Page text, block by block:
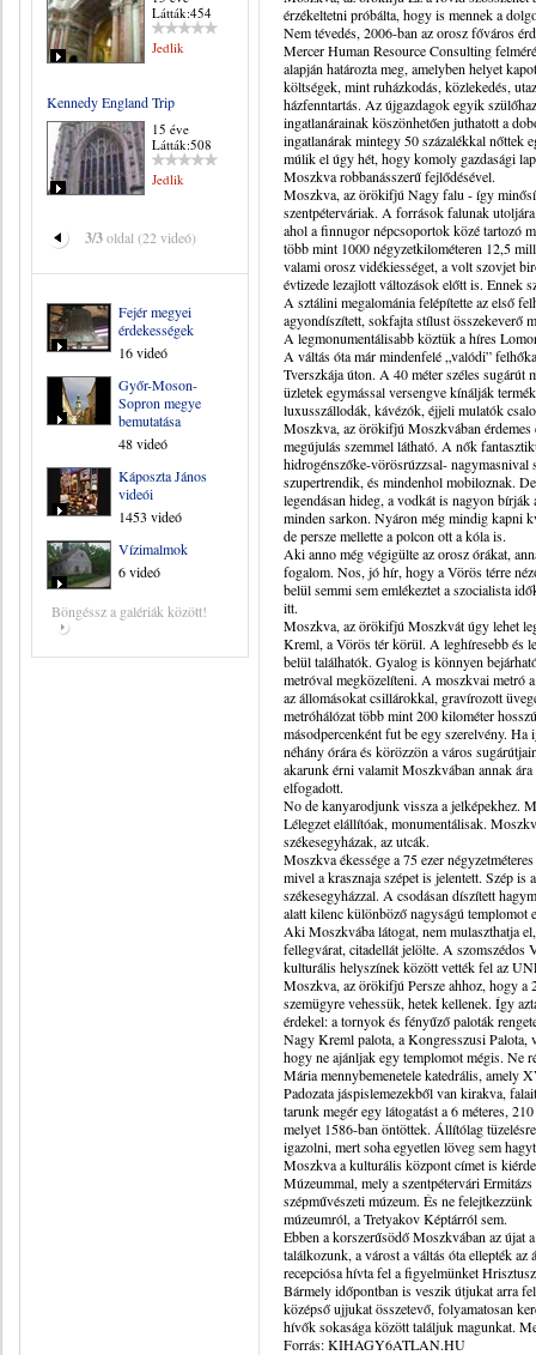
Látták:454
Jedlik
Kennedy England Trip
15 éve
Látták:508
Jedlik
3/3oldal (22 videó)
Fejér megyei
érdekességek
16 videó
Győr-Moson-
Sopron megye
bemutatása
48 videó
Káposzta János
videói
1453 videó
Vízimalmok
6 videó
Böngéssz a galériák között!
érzékeltetni próbálta, hogy is mennek a
Nem tévedés, 2006-ban az orosz főváros
Mercer Human Resource Consulting
alapján határozta meg, amelyben helyet
költségek, mint ruházkodás, közlekedés,
házfenntartás. Az újgazdagok egyik
ingatlanárainak köszönhetően juthatott a
ingatlanárak mintegy 50 százalékkal nőttek
múlik el úgy hét, hogy komoly gazdasági
Moszkva robbanásszerű fejlődésével.
Moszkva, az örökifjú Nagy falu - így
szentpéterváriak. A források falunak
ahol a finnugor népcsoportok közé tartozó
több mint 1000 négyzetkilométeren 12,5
valami orosz vidékiességet, a volt szovjet
évtizede lezajlott változások előtt is. Ennek
A sztálini megalománia felépítette az első
agyondíszített, sokfajta stílust összekeverő
A legmonumentálisabb köztük a híres
A váltás óta már mindenfelé „valódi”
Tverszkája úton. A 40 méter széles sugárút
üzletek egymással versengve kínálják
luxusszállodák, kávézók, éjjeli mulatók
Moszkva, az örökifjú Moszkvában
megújulás szemmel látható. A nők
hidrogénszőke-vörösrúzzsal-
szupertrendik, és mindenhol mobiloznak.
legendásan hideg, a vodkát is nagyon
minden sarkon. Nyáron még mindig kapni
de persze mellette a polcon ott a kóla is.
Aki anno még végigülte az orosz órákat,
fogalom. Nos, jó hír, hogy a Vörös térre
belül semmi sem emlékeztet a szocialista
itt.
Moszkva, az örökifjú Moszkvát úgy lehet
Kreml, a Vörös tér körül. A leghíresebb és
belül találhatók. Gyalog is könnyen
metróval megközelíteni. A moszkvai metró
az állomásokat csillárokkal, gravírozott
metróhálózat több mint 200 kilométer
másodpercenként fut be egy szerelvény.
néhány órára és körözzön a város
akarunk érni valamit Moszkvában annak
elfogadott.
No de kanyarodjunk vissza a jelképekhez.
Lélegzet elállítóak, monumentálisak.
székesegyházak, az utcák.
Moszkva ékessége a 75 ezer
mivel a krasznaja szépet is jelentett. Szép
székesegyházzal. A csodásan díszített
alatt kilenc különböző nagyságú templomot
Aki Moszkvába látogat, nem mulaszthatja
fellegvárat, citadellát jelölte. A szomszédos
kulturális helyszínek között vették fel az
Moszkva, az örökifjú Persze ahhoz, hogy a
szemügyre vehessük, hetek kellenek. Így
érdekel: a tornyok és fényűző paloták
Nagy Kreml palota, a Kongresszusi
hogy ne ajánljak egy templomot mégis. Ne
Mária mennybemenetele katedrális, amely
Padozata jáspislemezekből van kirakva,
tarunk megér egy látogatást a 6 méteres,
melyet 1586-ban öntöttek. Állítólag
igazolni, mert soha egyetlen löveg sem
Moszkva a kulturális központ címet is
Múzeummal, mely a szentpétervári
szépművészeti múzeum. És ne
múzeumról, a Tretyakov Képtárról sem.
Ebben a korszerűsödő Moszkvában az
találkozunk, a várost a váltás óta ellepték
recepciósa hívta fel a figyelmünket
Bármely időpontban is veszik útjukat arra
középső ujjukat összetevő, folyamatosan
hívők sokasága között találjuk magunkat.
Forrás: KIHAGY6ATLAN.HU